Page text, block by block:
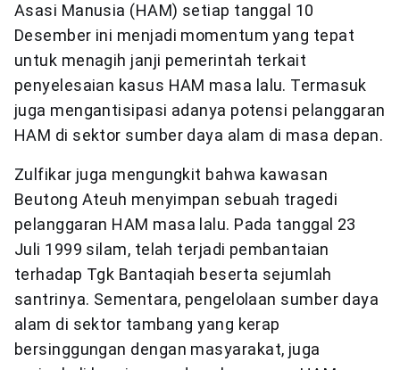
Asasi Manusia (HAM) setiap tanggal 10
Desember ini menjadi momentum yang tepat
untuk menagih janji pemerintah terkait
penyelesaian kasus HAM masa lalu. Termasuk
juga mengantisipasi adanya potensi pelanggaran
HAM di sektor sumber daya alam di masa depan.
Zulfikar juga mengungkit bahwa kawasan
Beutong Ateuh menyimpan sebuah tragedi
pelanggaran HAM masa lalu. Pada tanggal 23
Juli 1999 silam, telah terjadi pembantaian
terhadap Tgk Bantaqiah beserta sejumlah
santrinya. Sementara, pengelolaan sumber daya
alam di sektor tambang yang kerap
bersinggungan dengan masyarakat, juga